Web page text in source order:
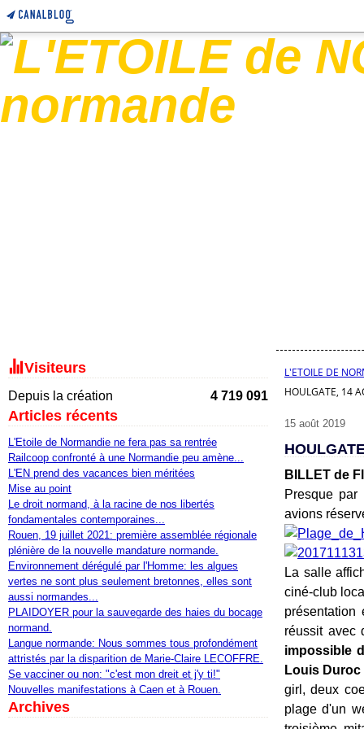
Visiteurs
Depuis la création 4 719 091
Articles récents
L'Etoile de Normandie ne fera pas sa rentrée
Railcoop confronté à une Normandie peu amène...
L'EN prend des vacances bien méritées
Mise au point
Le droit normand, à la racine de nos libertés
fondamentales contemporaines...
Rouen, 19 juillet 2021: première assemblée régionale
plénière de la nouvelle mandature normande.
Environnement dérégulé par l'Homme: les algues
vertes ne sont plus seulement bretonnes, elles sont
aussi normandes...
PLAIDOYER pour la sauvegarde des haies du bocage
normand.
Langue normande: Nous sommes tous profondément
attristés par la disparition de Marie-Claire LECOFFRE.
Se vacciner ou non: "c'est mon dreit et j'y ti!"
Nouvelles manifestations à Caen et à Rouen.
Archives
L'ETOILE DE
HOULGATE, 14
15 août 2019
BILLET de
Presque
avions
La salle
ciné-club
présentation
réussit avec
impossible
Louis Duroc
girl, deux
plage d'un